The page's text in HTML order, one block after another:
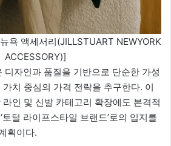
욕 액세서리(JILLSTUART NEWYORK
ACCESSORY)]
디자인과 품질을 기반으로 단순한 가성
치 중심의 가격 전략을 추구한다. 이
인 및 신발 카테고리 확장에도 본격적
털 라이프스타일 브랜드’로의 입지를
획이다.